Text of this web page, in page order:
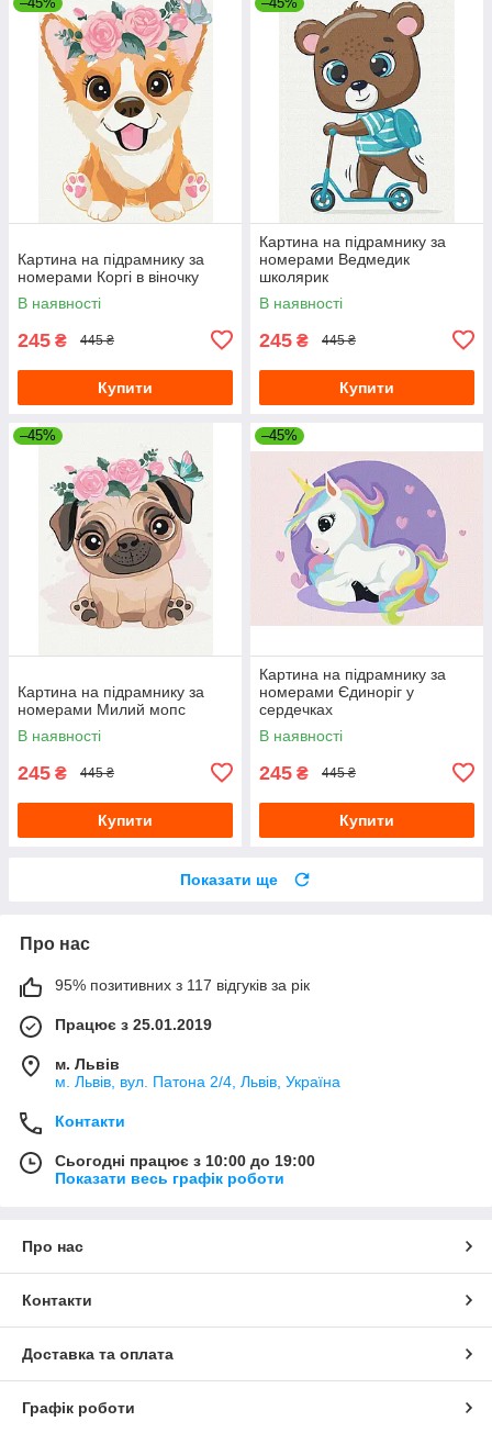
Картина на підрамнику за
номерами Коргі в віночку
В наявності
245 ₴ 445 ₴
Купити
Картина на підрамнику за
номерами Ведмедик
школярик
В наявності
245 ₴ 445 ₴
Купити
–45%
Картина на підрамнику за
номерами Милий мопс
В наявності
245 ₴ 445 ₴
Купити
–45%
Картина на підрамнику за
номерами Єдиноріг у
сердечках
В наявності
245 ₴ 445 ₴
Купити
Показати ще
Про нас
95% позитивних з 117 відгуків за рік
Працює з 25.01.2019
м. Львів
м. Львів, вул. Патона 2/4, Львів, Україна
Контакти
Сьогодні працює з 10:00 до 19:00
Показати весь графік роботи
Про нас
Контакти
Доставка та оплата
Графік роботи